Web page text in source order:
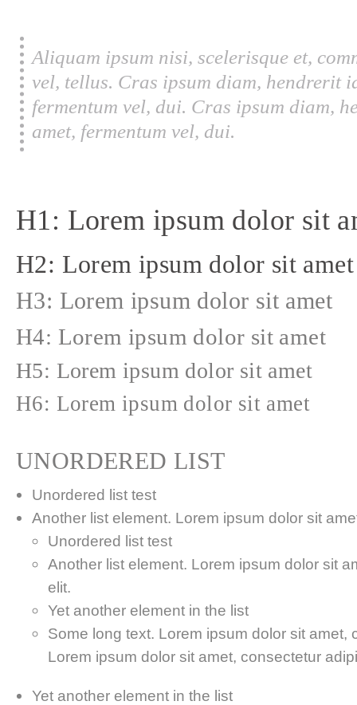
Aliquam ipsum nisi, scelerisque et,
vel, tellus. Cras ipsum diam, hendrerit
fermentum vel, dui. Cras ipsum diam,
amet, fermentum vel, dui.
H1: Lorem ipsum dolor sit
H2: Lorem ipsum dolor sit amet
H3: Lorem ipsum dolor sit amet
H4: Lorem ipsum dolor sit amet
H5: Lorem ipsum dolor sit amet
H6: Lorem ipsum dolor sit amet
UNORDERED LIST
Unordered list test
Another list element. Lorem ipsum dolor sit
Unordered list test
Another list element. Lorem ipsum dolor sit
elit.
Yet another element in the list
Some long text. Lorem ipsum dolor sit amet,
Lorem ipsum dolor sit amet, consectetur
Yet another element in the list